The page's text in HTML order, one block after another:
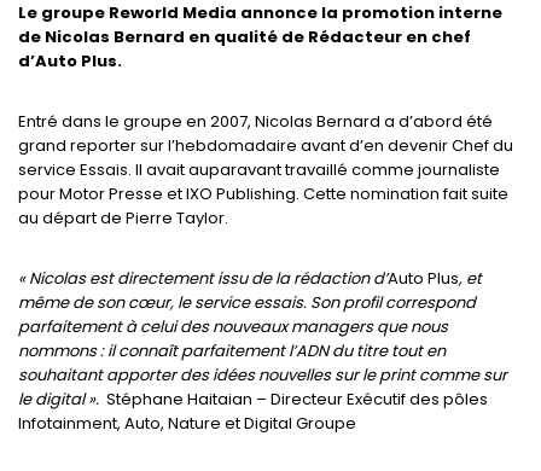
Le groupe Reworld Media annonce la promotion interne
de Nicolas Bernard en qualité de Rédacteur en chef
d’Auto Plus.
Entré dans le groupe en 2007, Nicolas Bernard a d’abord été
grand reporter sur l’hebdomadaire avant d’en devenir Chef du
service Essais. Il avait auparavant travaillé comme journaliste
pour Motor Presse et IXO Publishing. Cette nomination fait suite
au départ de Pierre Taylor.
« Nicolas est directement issu de la rédaction d’Auto Plus, et
même de son cœur, le service essais. Son profil correspond
parfaitement à celui des nouveaux managers que nous
nommons : il connaît parfaitement l’ADN du titre tout en
souhaitant apporter des idées nouvelles sur le print comme sur
le digital ». Stéphane Haitaian – Directeur Exécutif des pôles
Infotainment, Auto, Nature et Digital Groupe